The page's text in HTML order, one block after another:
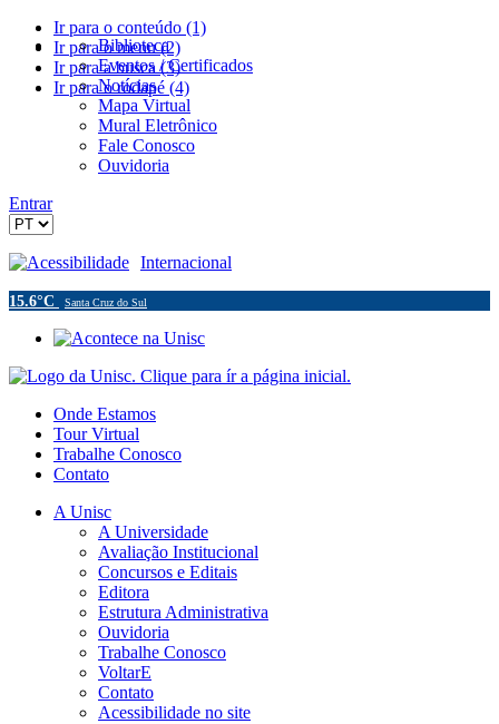
Ir para o conteúdo (1)
Ir para o menu (2)
Ir para a busca (3)
Ir para o rodapé (4)
Biblioteca
Eventos / Certificados
Notícias
Mapa Virtual
Mural Eletrônico
Fale Conosco
Ouvidoria
Entrar
Acessibilidade Internacional
15.6°C Santa Cruz do Sul
Onde Estamos
Tour Virtual
Trabalhe Conosco
Contato
A Unisc
A Universidade
Avaliação Institucional
Concursos e Editais
Editora
Estrutura Administrativa
Ouvidoria
Trabalhe Conosco
VoltarE
Contato
Acessibilidade no site